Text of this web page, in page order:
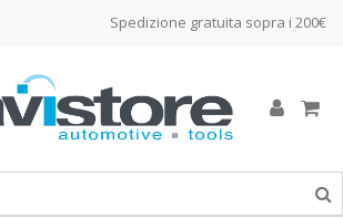
Spedizione gratuita sopra i 200€